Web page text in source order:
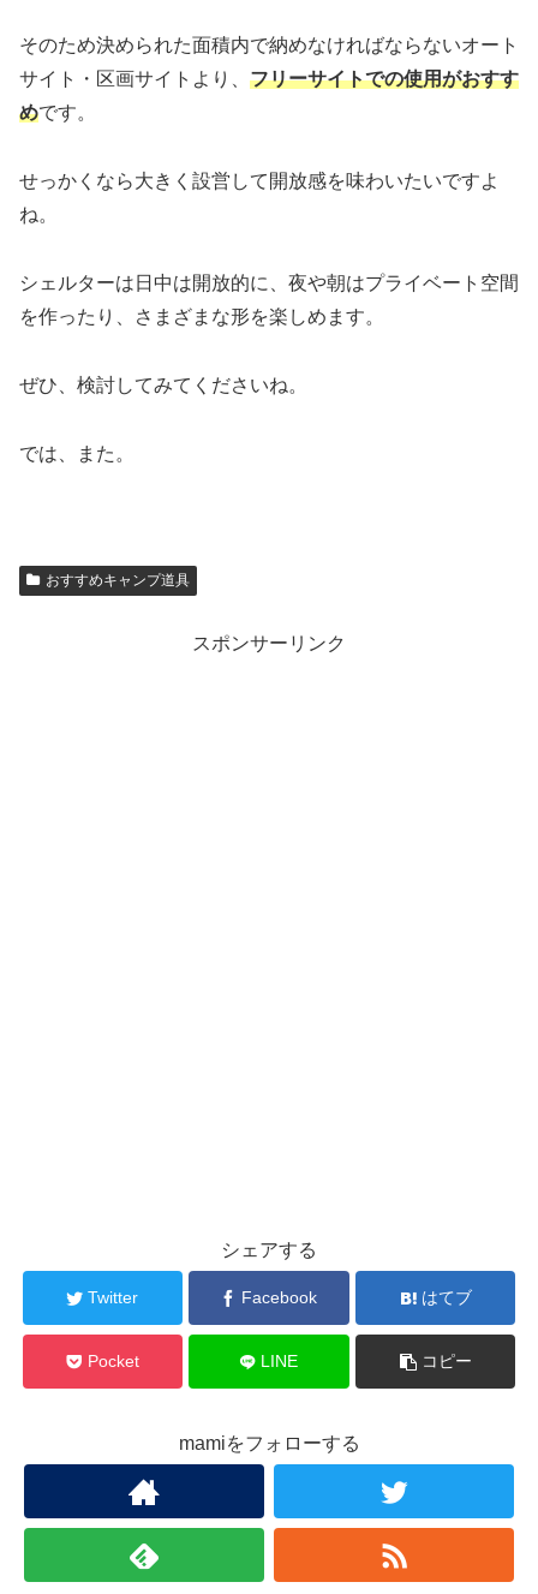
そのため決められた面積内で納めなければならないオート
サイト・区画サイトより、 フリーサイトでの使用がおすす
めです。
せっかくなら大きく設営して開放感を味わいたいですよ
ね。
シェルターは日中は開放的に、夜や朝はプライベート空間
を作ったり、さまざまな形を楽しめます。
ぜひ、検討してみてくださいね。
では、また。
おすすめキャンプ道具
スポンサーリンク
シェアする
Twitter Facebook はてブ
Pocket LINE コピー
mamiをフォローする